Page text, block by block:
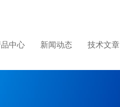
中心 新闻动态 技术文章